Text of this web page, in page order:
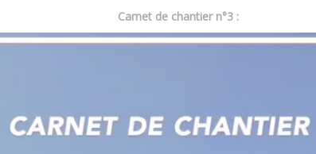
Carnet de chantier n°3 :